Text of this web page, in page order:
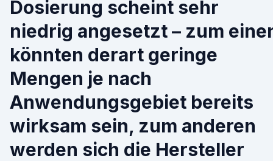
Dosierung scheint sehr
niedrig angesetzt – zum
könnten derart geringe
Mengen je nach
Anwendungsgebiet bereits
wirksam sein, zum anderen
werden sich die Hersteller